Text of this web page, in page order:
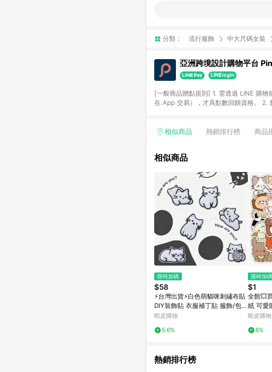
分類： 流行服飾 中大尺碼女裝
亞洲跨境設計購物平台
[一般商品贈點規則] 1. 需透過 LINE 購
在 App 交易），才具點數回饋資格。 2.
格，部分退款不在此限。 6. APP 請更
使用規則請以點數紅包活動說明為準。
相似商品 熱銷排行榜 商品
相似商品
限時加碼
$58
⚡台灣出貨⚡白色萌貓咪刺繡布貼
DIY裝飾貼 衣服補丁貼 服飾/包包
裝飾貼 羽絨服破洞修補貼花 貓咪
蝦皮購物
5.6%
限時加碼
$1
全館💥
紙 可愛
貼紙 卡
蝦皮購物
8%
熱銷排行榜